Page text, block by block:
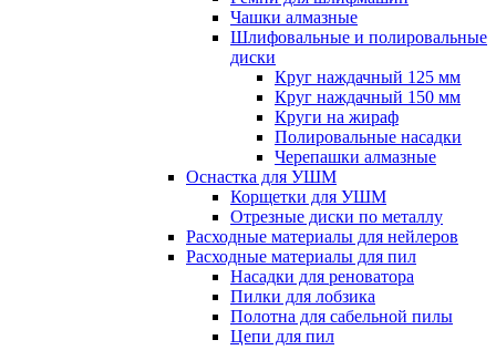
Чашки алмазные
Шлифовальные и полировальные
диски
Круг наждачный 125 мм
Круг наждачный 150 мм
Круги на жираф
Полировальные насадки
Черепашки алмазные
Оснастка для УШМ
Корщетки для УШМ
Отрезные диски по металлу
Расходные материалы для нейлеров
Расходные материалы для пил
Насадки для реноватора
Пилки для лобзика
Полотна для сабельной пилы
Цепи для пил